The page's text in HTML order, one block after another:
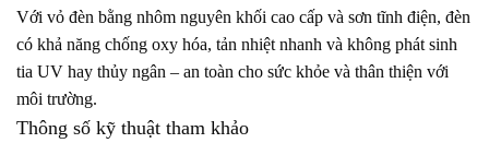
Với vỏ đèn bằng nhôm nguyên khối cao cấp và sơn tĩnh điện, đèn
có khả năng chống oxy hóa, tản nhiệt nhanh và không phát sinh
tia UV hay thủy ngân – an toàn cho sức khỏe và thân thiện với
môi trường.
Thông số kỹ thuật tham khảo